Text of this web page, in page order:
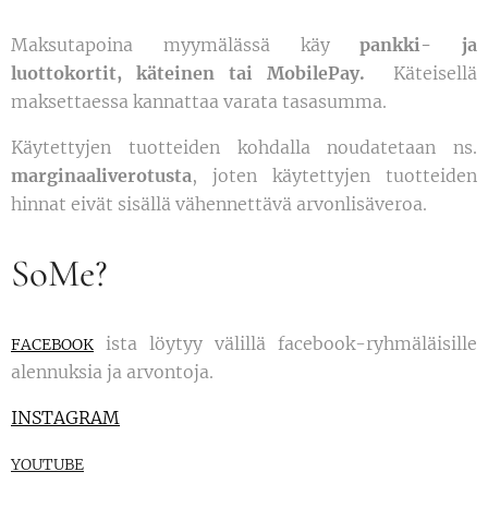
Maksutapoina myymälässä käypankki- ja
luottokortit, käteinen tai MobilePay. Käteisellä
maksettaessa kannattaa varata tasasumma.
Käytettyjen tuotteiden kohdalla noudatetaan ns.
marginaaliverotusta, joten käytettyjen tuotteiden
hinnat eivät sisällä vähennettävä arvonlisäveroa.
SoMe?
FACEBOOK ista löytyy välillä facebook-ryhmäläisille
alennuksia ja arvontoja.
INSTAGRAM
YOUTUBE